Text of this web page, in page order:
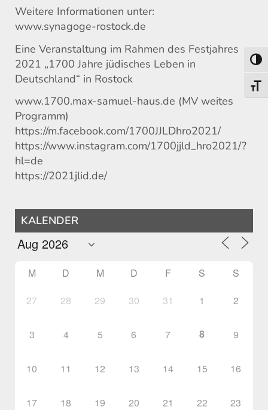
Weitere Informationen unter:
www.synagoge-rostock.de
Eine Veranstaltung im Rahmen des Festjahres
2021 „1700 Jahre jüdisches Leben in
Deutschland“ in Rostock
www.1700.max-samuel-haus.de (MV weites
Programm)
https://m.facebook.com/1700JJLDhro2021/
https://www.instagram.com/1700jjld_hro2021/?
hl=de
https://2021jlid.de/
KALENDER
M D M D F S S
27 28 29 30 31 1 2
3 4 5 6 7 8 9
10 11 12 13 14 15 16
17 18 19 20 21 22 23